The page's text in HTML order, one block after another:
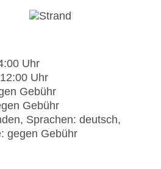
Uhr
Uhr
Gebühr
Gebühr
Sprachen: deutsch,
gegen Gebühr